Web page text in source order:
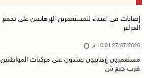
إصابات في اعتداء للمستعمرين الإرهابيين على تجمع
العراعر
27/07/2026 10:01 م
مستعمرون إرهابيون يعتدون على مركبات المواطنين
قرب جبع ش